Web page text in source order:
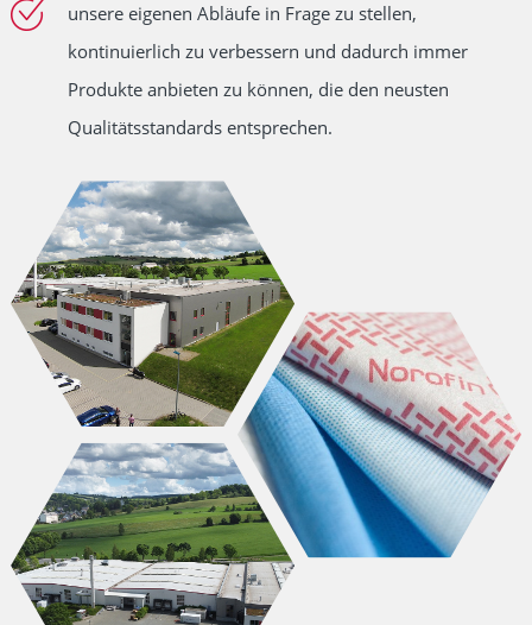
unsere eigenen Abläufe in Frage zu stellen,
kontinuierlich zu verbessern und dadurch immer
Produkte anbieten zu können, die den neusten
Qualitätsstandards entsprechen.